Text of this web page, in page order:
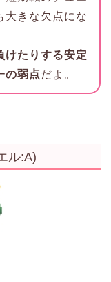
大きな欠点にな
けたりする安定
の弱点だよ。
ル:A)